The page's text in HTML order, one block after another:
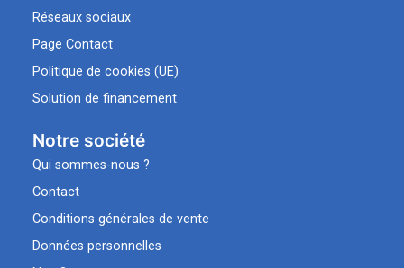
Réseaux sociaux
Page Contact
Politique de cookies (UE)
Solution de financement
Notre société
Qui sommes-nous ?
Contact
Conditions générales de vente
Données personnelles